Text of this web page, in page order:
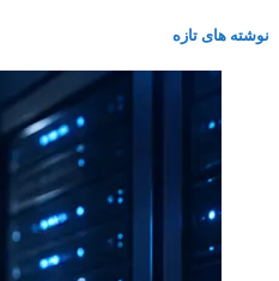
نوشته های تازه